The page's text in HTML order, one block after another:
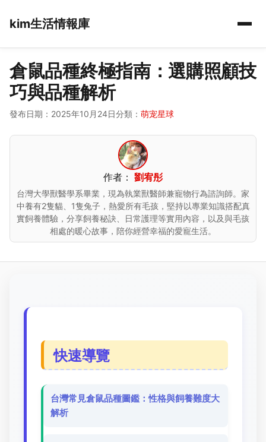
kim生活情報庫
倉鼠品種終極指南：選購照顧技
巧與品種解析
發布日期：2025年10月24日分類： 萌宠星球
作者： 劉宥彤
台灣大學獸醫學系畢業，現為執業獸醫師兼寵物行為諮詢師。家
中養有2隻貓、1隻兔子，熱愛所有毛孩，堅持以專業知識搭配真
實飼養體驗，分享飼養秘訣、日常護理等實用內容，以及與毛孩
相處的暖心故事，陪你經營幸福的愛寵生活。
快速導覽
台灣常見倉鼠品種圖鑑：性格與飼養難度大
解析